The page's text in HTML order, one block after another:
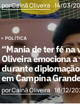
por Cainã Oliveira 14/03/
POLÍTICA
“Mania de ter fé na
Oliveira emociona a
durante
em Campina
por Cainã Oliveira 18/12/